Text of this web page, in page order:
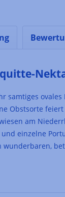
Obstsorte
am
einzelne